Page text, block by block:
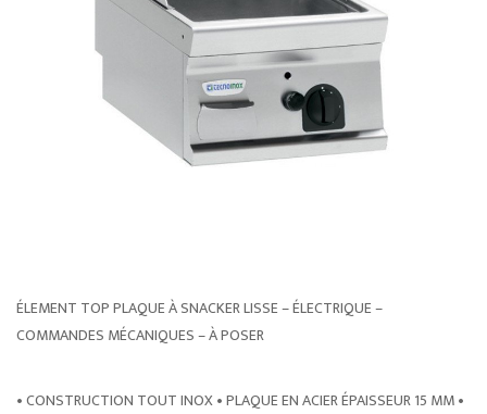
ÉLEMENT TOP PLAQUE À SNACKER LISSE – ÉLECTRIQUE –
COMMANDES MÉCANIQUES – À POSER
• CONSTRUCTION TOUT INOX • PLAQUE EN ACIER ÉPAISSEUR 15 MM •